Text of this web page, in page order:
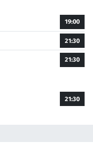
19:00
21:30
21:30
21:30